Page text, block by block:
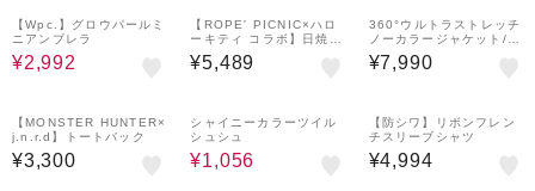
【Wpc.】グロウパールミ
ニアンブレラ
¥2,992
【ROPE' PICNIC×ハロ
ーキティ コラボ】日焼け
ハローキティ アソートシ
ャツ
¥5,489
360°ウルトラストレッチ
ノーカラージャケット/U
Vカット・花粉ガード・
セットアップ対応
¥7,990
【MONSTER HUNTER×
j.n.r.d】トートバック
¥3,300
シャイニーカラーツイル
シュシュ
¥1,056
【防シワ】リボンフレン
チスリーブシャツ
¥4,994